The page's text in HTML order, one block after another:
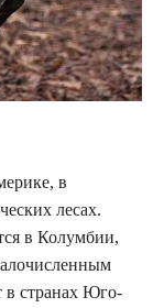
в
лесах.
в Колумбии,
в странах Юго-